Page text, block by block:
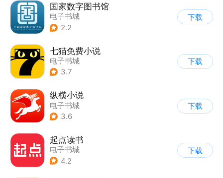
国家数字图书馆
电子书城
2.2
下载
七猫免费小说
电子书城
3.7
下载
纵横小说
电子书城
3.6
下载
起点读书
电子书城
4.2
下载